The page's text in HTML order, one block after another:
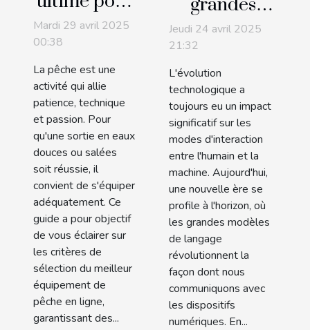
choisir le
meilleur
équipement
de pêche en
ligne
Mardi 29 avril 2025
00:38
La pêche est une
activité qui allie
patience, technique
et passion. Pour
qu'une sortie en eaux
douces ou salées
soit réussie, il
convient de s'équiper
adéquatement. Ce
guide a pour objectif
de vous éclairer sur
les critères de
sélection du meilleur
équipement de
pêche en ligne,
garantissant des...
grandes
modèles de
langage
transforment
l'interaction
utilisateur
Jeudi 24 avril 2025
21:32
L'évolution
technologique a
toujours eu un impact
significatif sur les
modes d'interaction
entre l'humain et la
machine. Aujourd'hui,
une nouvelle ère se
profile à l'horizon, où
les grandes modèles
de langage
révolutionnent la
façon dont nous
communiquons avec
les dispositifs
numériques. En...